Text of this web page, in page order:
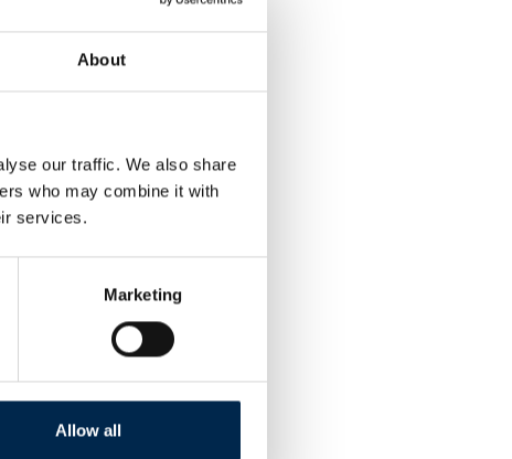
About
our traffic. We also share
who may combine it with
services.
Marketing
Allow all